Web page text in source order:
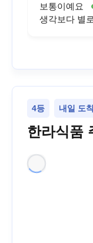
보통이예요
생각보다 별
4등 내일 도
한라식품